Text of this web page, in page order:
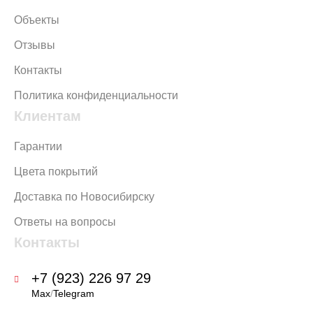
Объекты
Отзывы
Контакты
Политика конфиденциальности
Клиентам
Гарантии
Цвета покрытий
Доставка по Новосибирску
Ответы на вопросы
Контакты
+7 (923) 226 97 29
Max/Telegram